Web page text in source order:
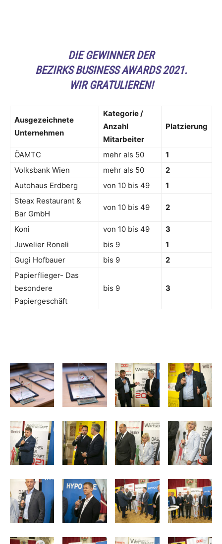
DIE GEWINNER DER
BEZIRKS BUSINESS AWARDS 2021.
WIR GRATULIEREN!
Ausgezeichnete
Unternehmen
Kategorie /
Anzahl
Mitarbeiter
Platzierung
ÖAMTC mehr als 50
1
Volksbank Wien
mehr als 50
2
Autohaus Erdberg
von 10 bis 49
1
Steax Restaurant &
Bar GmbH
von 10 bis 49 2
Koni von 10 bis 49
3
Juwelier Roneli
bis 9
1
Gugi Hofbauer
bis 9
2
Papierflieger- Das
besondere
Papiergeschäft
bis 9 3